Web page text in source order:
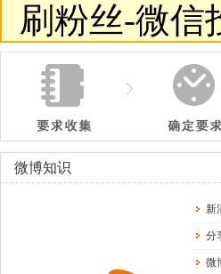
刷粉丝-微信
微博知识
新
分
微